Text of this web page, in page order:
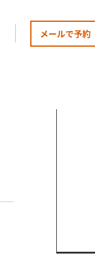
メールで予約